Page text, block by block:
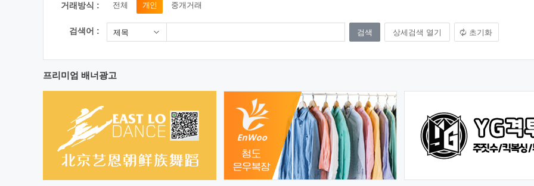
거래방식 : 전체 개인 중개거래
검색어 : 제목 상세검색 열기 초기화
프리미엄 배너광고